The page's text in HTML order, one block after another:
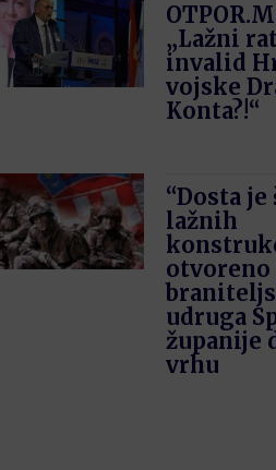
„Lažni
invalid
vojske
Konta?!“
“Dosta
lažnih
otvoreno
udruga
županije
vrhu